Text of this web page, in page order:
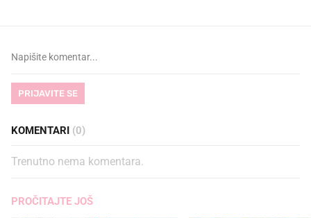
PRIJAVITE SE
KOMENTARI (0)
Trenutno nema komentara.
PROČITAJTE JOŠ